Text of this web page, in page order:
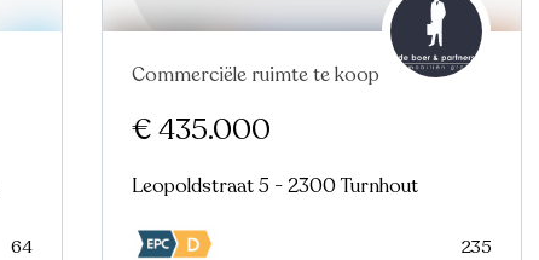
64
Nieuw
Commerciële ruimte te koop
€ 435.000
Leopoldstraat 5 - 2300 Turnhout
235